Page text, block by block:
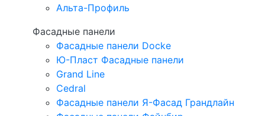
Альта-Профиль
Фасадные панели
Фасадные панели Docke
Ю-Пласт Фасадные панели
Grand Line
Cedral
Фасадные панели Я-Фасад Грандлайн